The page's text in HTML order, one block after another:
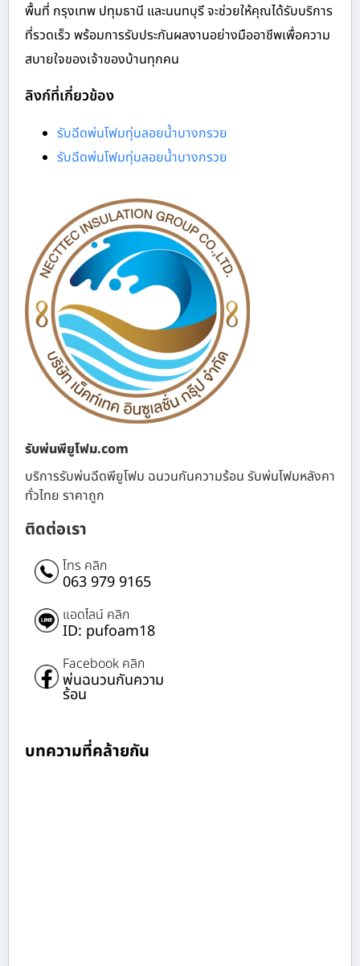
พื้นที่ กรุงเทพ ปทุมธานี และนนทบุรี จะช่วยให้คุณได้รับบริการ
ที่รวดเร็ว พร้อมการรับประกันผลงานอย่างมืออาชีพเพื่อความ
สบายใจของเจ้าของบ้านทุกคน
ลิงก์ที่เกี่ยวข้อง
รับฉีดพ่นโฟมทุ่นลอยน้ำบางกรวย
รับฉีดพ่นโฟมทุ่นลอยน้ำบางกรวย
รับพ่นพียูโฟม.com
บริการรับพ่นฉีดพียูโฟม ฉนวนกันความร้อน รับพ่นโฟมหลังคา
ทั่วไทย ราคาถูก
ติดต่อเรา
โทร คลิก
063 979 9165
แอดไลน์ คลิก
ID: pufoam18
Facebook คลิก
พ่นฉนวนกันความ
ร้อน
บทความที่คล้ายกัน